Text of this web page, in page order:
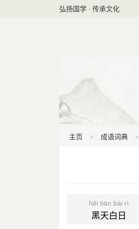
弘扬国学 · 传承文化
主页 成语词典
hēi tiān bái rì
黑天白日